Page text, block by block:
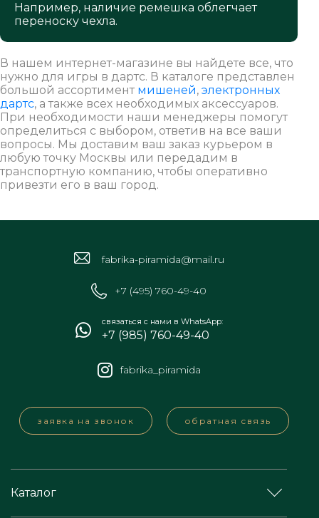
Например, наличие ремешка облегчает
переноску чехла.
В нашем интернет-магазине вы найдете все, что
нужно для игры в дартс. В каталоге представлен
большой ассортимент мишеней, электронных
дартс, а также всех необходимых аксессуаров.
При необходимости наши менеджеры помогут
определиться с выбором, ответив на все ваши
вопросы. Мы доставим ваш заказ курьером в
любую точку Москвы или передадим в
транспортную компанию, чтобы оперативно
привезти его в ваш город.
fabrika-piramida@mail.ru
+7 (495) 760-49-40
связаться с нами в WhatsApp:
+7 (985) 760-49-40
fabrika_piramida
заявка на звонок обратная связь
Каталог